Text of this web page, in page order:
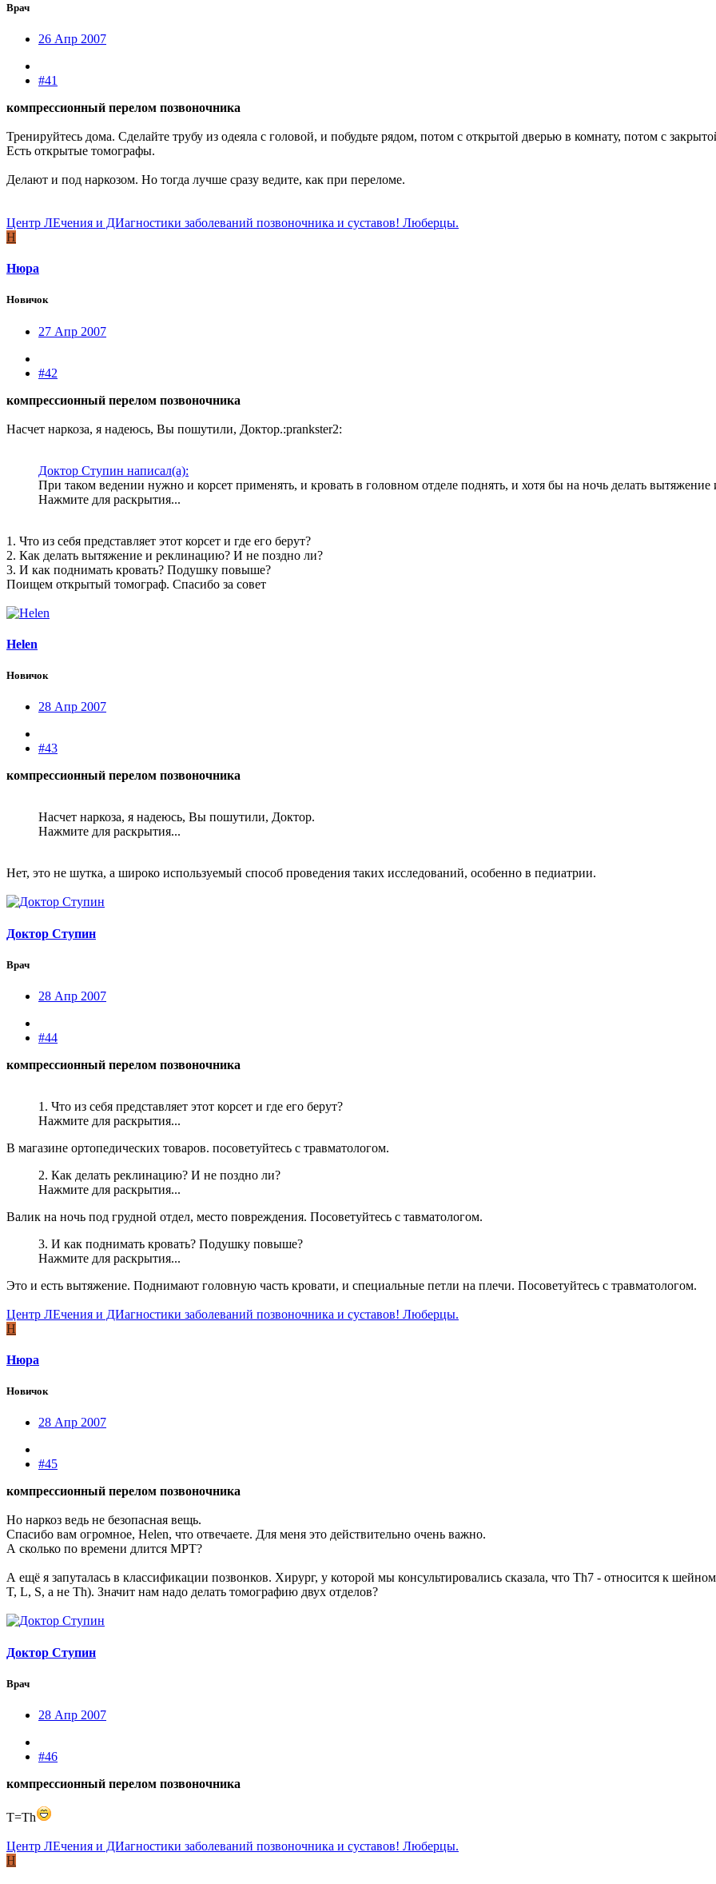
Врач
26 Апр 2007
#41
компрессионный перелом позвоночника
Тренируйтесь дома. Сделайте трубу из одеяла с головой, и побудьте рядом, потом с открытой дверью в комнату, потом с
Есть открытые томографы.
Делают и под наркозом. Но тогда лучше сразу ведите, как при переломе.
Центр ЛЕчения и ДИагностики заболеваний позвоночника и суставов! Люберцы.
Н
Нюра
Новичок
27 Апр 2007
#42
компрессионный перелом позвоночника
Насчет наркоза, я надеюсь, Вы пошутили, Доктор.:prankster2:
Доктор Ступин написал(а):
При таком ведении нужно и корсет применять, и кровать в головном отделе поднять, и хотя бы на ночь делать
Нажмите для раскрытия...
1. Что из себя представляет этот корсет и где его берут?
2. Как делать вытяжение и реклинацию? И не поздно ли?
3. И как поднимать кровать? Подушку повыше?
Поищем открытый томограф. Спасибо за совет
Helen
Новичок
28 Апр 2007
#43
компрессионный перелом позвоночника
Насчет наркоза, я надеюсь, Вы пошутили, Доктор.
Нажмите для раскрытия...
Нет, это не шутка, а широко используемый способ проведения таких исследований, особенно в педиатрии.
Доктор Ступин
Врач
28 Апр 2007
#44
компрессионный перелом позвоночника
1. Что из себя представляет этот корсет и где его берут?
Нажмите для раскрытия...
В магазине ортопедических товаров. посоветуйтесь с травматологом.
2. Как делать реклинацию? И не поздно ли?
Нажмите для раскрытия...
Валик на ночь под грудной отдел, место повреждения. Посоветуйтесь с тавматологом.
3. И как поднимать кровать? Подушку повыше?
Нажмите для раскрытия...
Это и есть вытяжение. Поднимают головную часть кровати, и специальные петли на плечи. Посоветуйтесь с травматологом.
Центр ЛЕчения и ДИагностики заболеваний позвоночника и суставов! Люберцы.
Н
Нюра
Новичок
28 Апр 2007
#45
компрессионный перелом позвоночника
Но наркоз ведь не безопасная вещь.
Спасибо вам огромное, Helen, что отвечаете. Для меня это действительно очень важно.
А сколько по времени длится МРТ?
А ещё я запуталась в классификации позвонков. Хирург, у которой мы консультировались сказала, что Th7 - относится к
T, L, S, а не Th). Значит нам надо делать томографию двух отделов?
Доктор Ступин
Врач
28 Апр 2007
#46
компрессионный перелом позвоночника
T=Th
Центр ЛЕчения и ДИагностики заболеваний позвоночника и суставов! Люберцы.
Н